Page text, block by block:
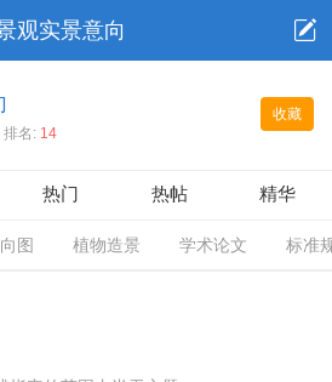
观实景意向
收藏
排名: 14
热门 热帖 精华
图 植物造景 学术论文 标准